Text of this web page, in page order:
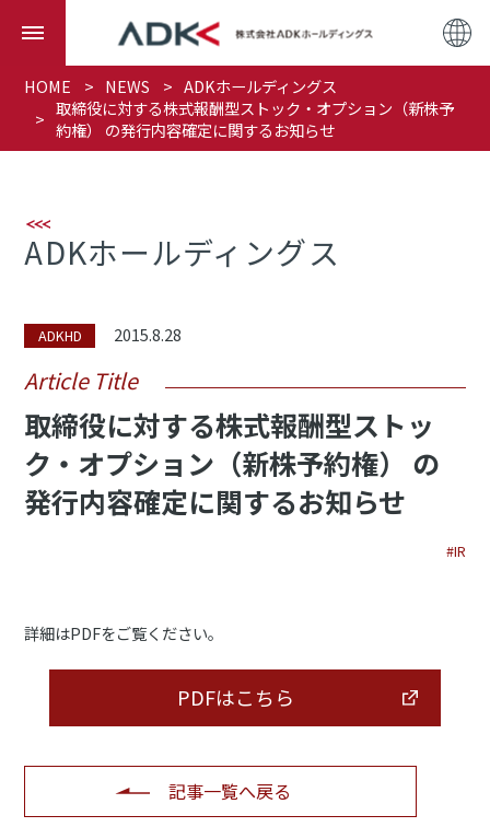
HOME NEWS
ADKホールディングス
取締役に対する株式報酬型ストック・オプション（新株予
約権） の発行内容確定に関するお知らせ
ADKホールディングス
ADKHD 2015.8.28
Article Title
取締役に対する株式報酬型ストッ
ク・オプション（新株予約権） の
発行内容確定に関するお知らせ
#IR
詳細はPDFをご覧ください。
PDFはこちら
記事一覧へ戻る